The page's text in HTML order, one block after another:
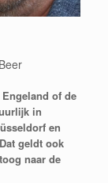
of de
in
en
Dat geldt ook
naar de